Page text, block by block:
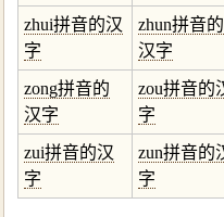
zhui拼音的汉
字
zhun拼音的
汉字
zong拼音的
汉字
zou拼音的
字
zui拼音的汉
字
zun拼音的
字